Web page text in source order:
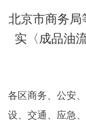
个人服务
中介服务
北京市商务局
实〈成品油
各区商务、公安
设、交通、应急